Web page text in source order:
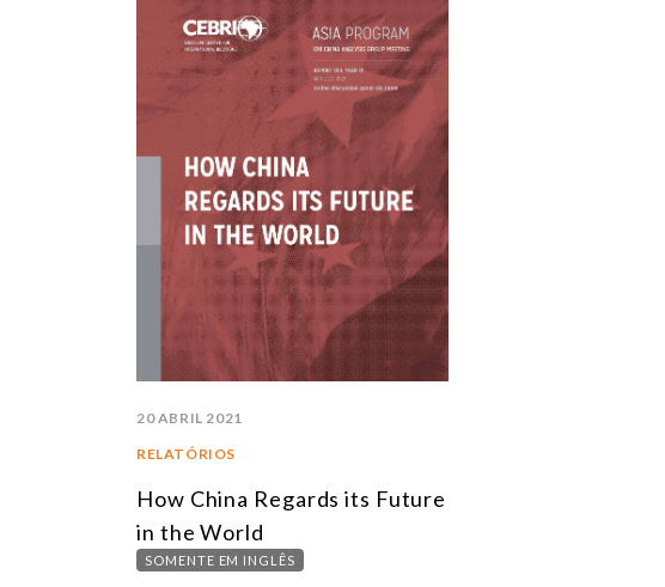
20 ABRIL 2021
RELATÓRIOS
How China Regards its Future
in the World
SOMENTE EM INGLÊS